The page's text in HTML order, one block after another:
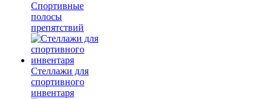
Спортивные
полосы
препятствий
Стеллажи для
спортивного
инвентаря